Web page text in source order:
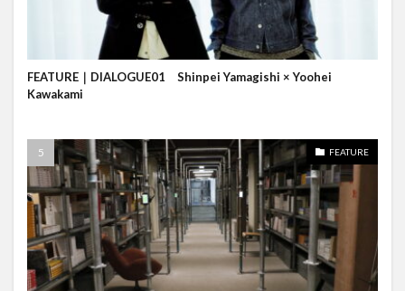
FEATURE｜DIALOGUE01 Shinpei Yamagishi × Yoohei
Kawakami
FEATURE